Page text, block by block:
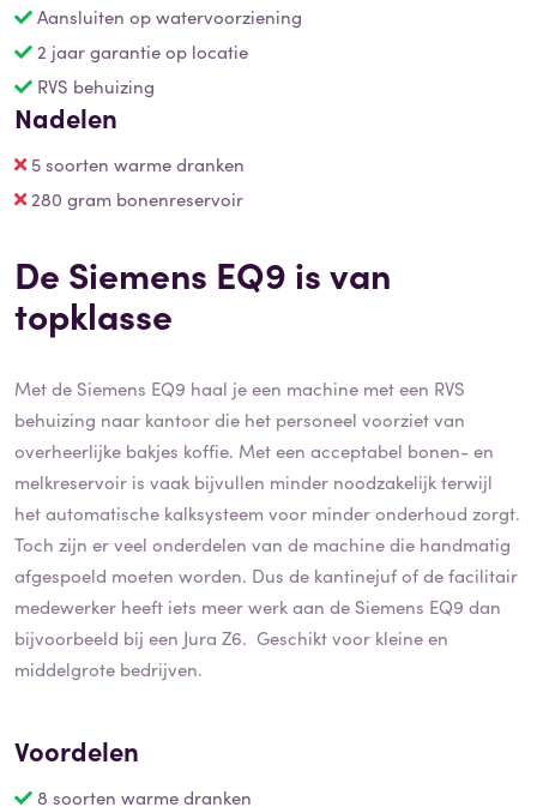
Aansluiten op watervoorziening
2 jaar garantie op locatie
RVS behuizing
Nadelen
5 soorten warme dranken
280 gram bonenreservoir
De Siemens EQ9 is van
topklasse
Met de Siemens EQ9 haal je een machine met een RVS
behuizing naar kantoor die het personeel voorziet van
overheerlijke bakjes koffie. Met een acceptabel bonen- en
melkreservoir is vaak bijvullen minder noodzakelijk terwijl
het automatische kalksysteem voor minder onderhoud zorgt.
Toch zijn er veel onderdelen van de machine die handmatig
afgespoeld moeten worden. Dus de kantinejuf of de facilitair
medewerker heeft iets meer werk aan de Siemens EQ9 dan
bijvoorbeeld bij een Jura Z6. Geschikt voor kleine en
middelgrote bedrijven.
Voordelen
8 soorten warme dranken